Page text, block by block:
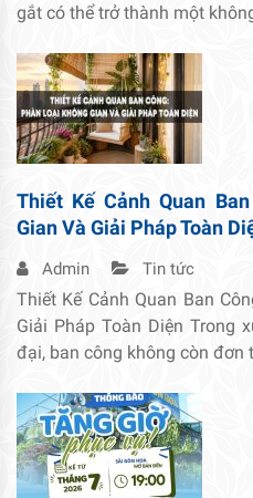
gắt có thể trở thành một
Thiết Kế Cảnh Quan
Gian Và Giải Pháp Toàn
Admin Tin tức
Thiết Kế Cảnh Quan Ban
Giải Pháp Toàn Diện Trong
đại, ban công không còn đơn